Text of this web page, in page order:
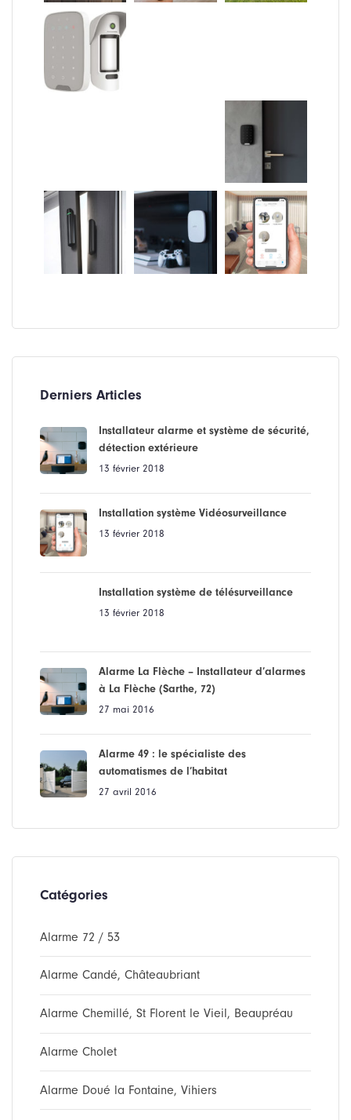
Derniers Articles
Installateur alarme et système de sécurité,
détection extérieure
13 février 2018
Installation système Vidéosurveillance
13 février 2018
Installation système de télésurveillance
13 février 2018
Alarme La Flèche – Installateur d’alarmes
à La Flèche (Sarthe, 72)
27 mai 2016
Alarme 49 : le spécialiste des
automatismes de l’habitat
27 avril 2016
Catégories
Alarme 72 / 53
Alarme Candé, Châteaubriant
Alarme Chemillé, St Florent le Vieil, Beaupréau
Alarme Cholet
Alarme Doué la Fontaine, Vihiers